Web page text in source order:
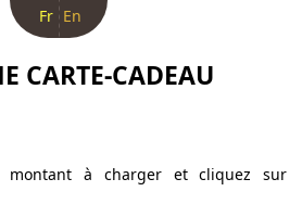
Fr En
CARTE-CADEAU
montant à charger et cliquez sur